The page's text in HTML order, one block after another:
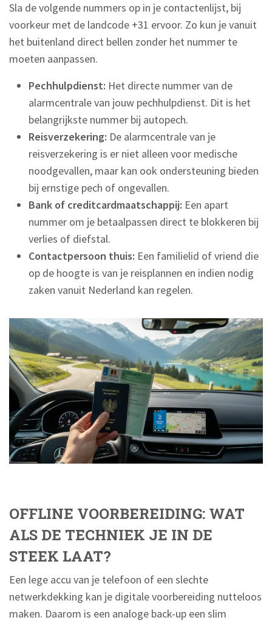
Sla de volgende nummers op in je contactenlijst, bij
voorkeur met de landcode +31 ervoor. Zo kun je vanuit
het buitenland direct bellen zonder het nummer te
moeten aanpassen.
Pechhulpdienst: Het directe nummer van de
alarmcentrale van jouw pechhulpdienst. Dit is het
belangrijkste nummer bij autopech.
Reisverzekering: De alarmcentrale van je
reisverzekering is er niet alleen voor medische
noodgevallen, maar kan ook ondersteuning bieden
bij ernstige pech of ongevallen.
Bank of creditcardmaatschappij: Een apart
nummer om je betaalpassen direct te blokkeren bij
verlies of diefstal.
Contactpersoon thuis: Een familielid of vriend die
op de hoogte is van je reisplannen en indien nodig
zaken vanuit Nederland kan regelen.
OFFLINE VOORBEREIDING: WAT
ALS DE TECHNIEK JE IN DE
STEEK LAAT?
Een lege accu van je telefoon of een slechte
netwerkdekking kan je digitale voorbereiding nutteloos
maken. Daarom is een analoge back-up een slim